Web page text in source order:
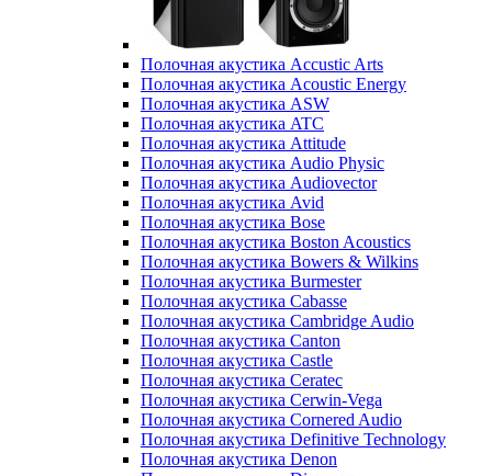
Полочная акустика Accustic Arts
Полочная акустика Acoustic Energy
Полочная акустика ASW
Полочная акустика ATC
Полочная акустика Attitude
Полочная акустика Audio Physic
Полочная акустика Audiovector
Полочная акустика Avid
Полочная акустика Bose
Полочная акустика Boston Acoustics
Полочная акустика Bowers & Wilkins
Полочная акустика Burmester
Полочная акустика Cabasse
Полочная акустика Cambridge Audio
Полочная акустика Canton
Полочная акустика Castle
Полочная акустика Ceratec
Полочная акустика Cerwin-Vega
Полочная акустика Cornered Audio
Полочная акустика Definitive Technology
Полочная акустика Denon